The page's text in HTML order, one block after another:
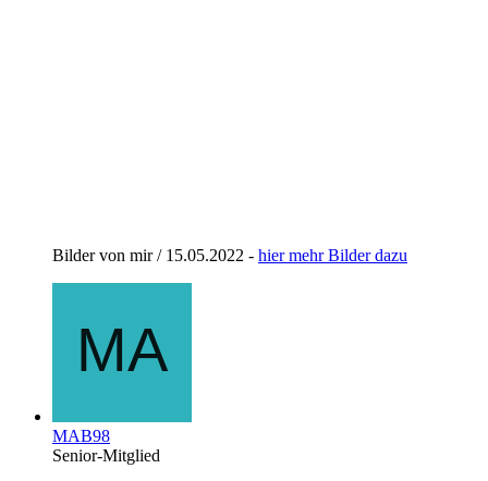
Bilder von mir / 15.05.2022 - hier mehr Bilder dazu
MAB98
Senior-Mitglied